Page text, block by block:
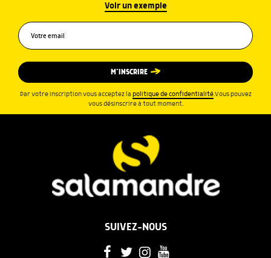
Voir un exemple
M’INSCRIRE
Par votre inscription vous acceptez la politique de confidentialité.Vous pouvez
vous désinscrire à tout moment.
SUIVEZ-NOUS